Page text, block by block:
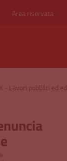
Area riservata
X - Lavori pubblici ed